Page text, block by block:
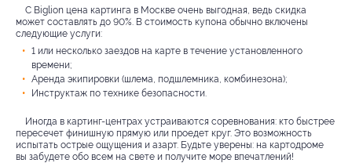
С Biglion цена картинга в Москве очень выгодная, ведь скидка
может составлять до 90%. В стоимость купона обычно включены
следующие услуги:
1 или несколько заездов на карте в течение установленного
времени;
Аренда экипировки (шлема, подшлемника, комбинезона);
Инструктаж по технике безопасности.
Иногда в картинг-центрах устраиваются соревнования: кто быстрее
пересечет финишную прямую или проедет круг. Это возможность
испытать острые ощущения и азарт. Будьте уверены: на картодроме
вы забудете обо всем на свете и получите море впечатлений!